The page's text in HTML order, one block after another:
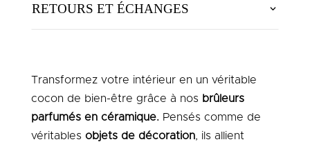
RETOURS ET ÉCHANGES
Transformez votre intérieur en un véritable
cocon de bien-être grâce à nos brûleurs
parfumés en céramique.Pensés comme de
véritables objets de décoration, ils allient